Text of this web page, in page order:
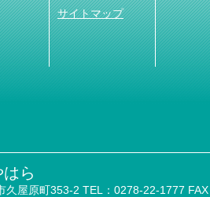
サイトマップ
ら
久屋原町353-2 TEL：0278-22-1777